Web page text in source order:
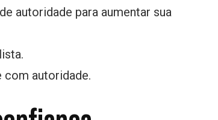
autoridade para aumentar sua
com autoridade.